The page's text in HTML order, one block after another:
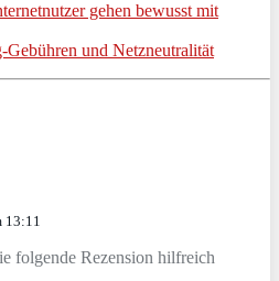
gehen bewusst mit
Gebühren und Netzneutralität
13:11
folgende Rezension hilfreich